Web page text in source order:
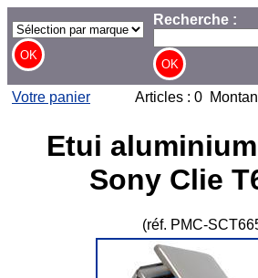
Recherche :
Votre panier Articles : 0
Etui
Sony Clie
(réf. PMC-